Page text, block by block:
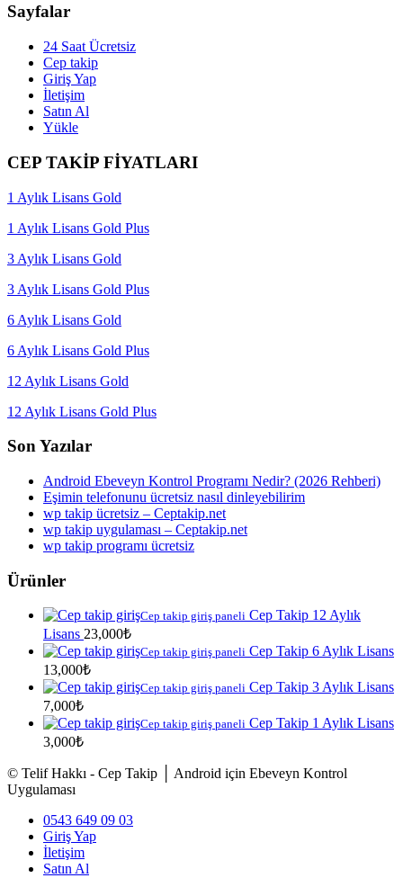
Sayfalar
24 Saat Ücretsiz
Cep takip
Giriş Yap
İletişim
Satın Al
Yükle
CEP TAKİP FİYATLARI
1 Aylık Lisans Gold
1 Aylık Lisans Gold Plus
3 Aylık Lisans Gold
3 Aylık Lisans Gold Plus
6 Aylık Lisans Gold
6 Aylık Lisans Gold Plus
12 Aylık Lisans Gold
12 Aylık Lisans Gold Plus
Son Yazılar
Android Ebeveyn Kontrol Programı Nedir? (2026 Rehberi)
Eşimin telefonunu ücretsiz nasıl dinleyebilirim
wp takip ücretsiz – Ceptakip.net
wp takip uygulaması – Ceptakip.net
wp takip programı ücretsiz
Ürünler
Cep takip giriş paneli Cep Takip 12 Aylık
Lisans 23,000₺
Cep takip giriş paneli Cep Takip 6 Aylık Lisans
13,000₺
Cep takip giriş paneli Cep Takip 3 Aylık Lisans
7,000₺
Cep takip giriş paneli Cep Takip 1 Aylık Lisans
3,000₺
© Telif Hakkı - Cep Takip │ Android için Ebeveyn Kontrol
Uygulaması
0543 649 09 03
Giriş Yap
İletişim
Satın Al